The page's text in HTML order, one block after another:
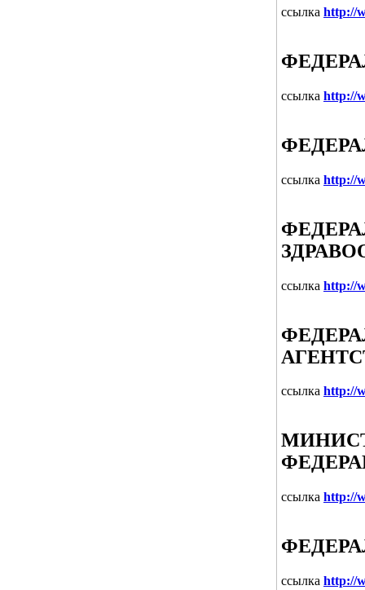
ссылка http://
ссылка http://
ссылка http://
ссылка http://
ссылка http://
ссылка http://
ссылка http://